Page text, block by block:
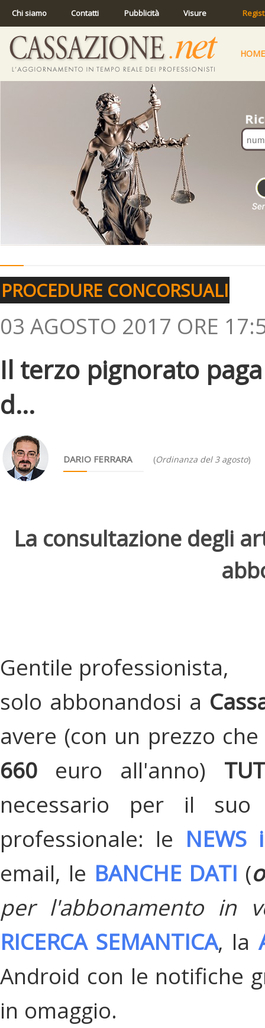
Chi siamo Contatti Pubblicità Visure
HOME
PROCEDURE CONCORSUALI
03 AGOSTO 2017 ORE
Il terzo pignorato
d...
DARIO FERRARA (Ordinanza del 3 agosto)
La consultazione degli
Gentile professionista,
solo abbonandosi a
avere (con un prezzo
660 euro all'anno)
necessario per il suo
professionale: le
email, le BANCHE DATI (
per l'abbonamento in
RICERCA SEMANTICA, la
Android con le notifiche
in omaggio.